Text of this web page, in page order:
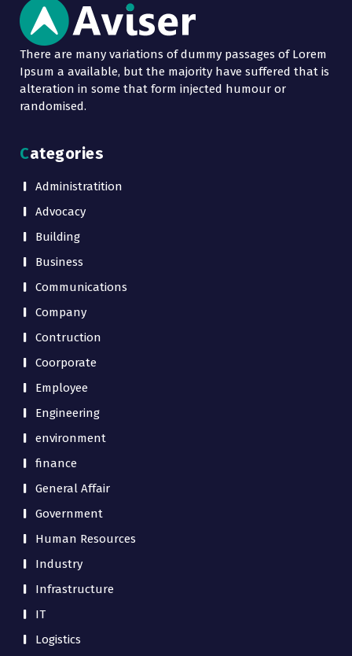
There are many variations of dummy passages of Lorem
Ipsum a available, but the majority have suffered that is
alteration in some that form injected humour or
randomised.
Categories
Administratition
Advocacy
Building
Business
Communications
Company
Contruction
Coorporate
Employee
Engineering
environment
finance
General Affair
Government
Human Resources
Industry
Infrastructure
IT
Logistics